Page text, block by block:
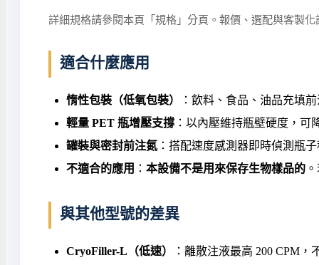
詳細規格請參閱本頁「規格」分頁。報價、選配與客製
適合什麼應用
惰性包裝（低氧包裝）
：飲料、食品、油品充填
輕量 PET 瓶增壓支撐 ：以內壓維持瓶壁硬度，可
罐裝與密封前注氮 ：搭配速度感測器即時偵測瓶
不適合的應用 ： 本設備不是用來保存生物樣品的
與其他型號的差異
CryoFiller-L（低速）
：離散注液最高 200 CPM